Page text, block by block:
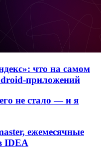
что на самом
приложений
не стало — и я
ежемесячные
IDEA